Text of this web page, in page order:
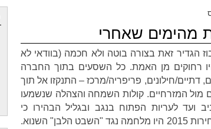
מהימים שאחרי
הגדיר זאת בצורה בוטה ולא חכמה (בוודאי לא
רחוקים מן האמת. כל השסעים בתוך החברה
דתיים/חילונים, פריפריה/מרכז – התנקזו אל תוך
מול המזרחיים. קולות השמחה והצהלה שנשמעו
ועד לעריות הפתוח בנגב ובגליל הבהירו כי
מבחינתו של הציבור המזרחי בחירות 2015 היו מלחמה נגד "השבט הלבן" השנוא.